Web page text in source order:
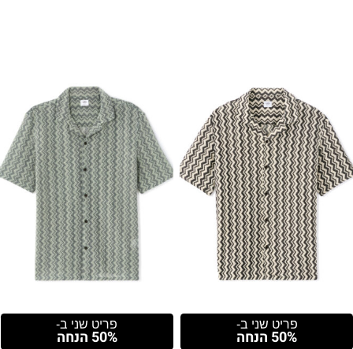
פריט שני ב-
50% הנחה
פריט שני ב-
50% הנחה